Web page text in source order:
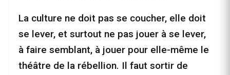
La culture ne doit pas se coucher, elle doit
se lever, et surtout ne pas jouer à se lever,
à faire semblant, à jouer pour elle-même le
théâtre de la rébellion. Il faut sortir de